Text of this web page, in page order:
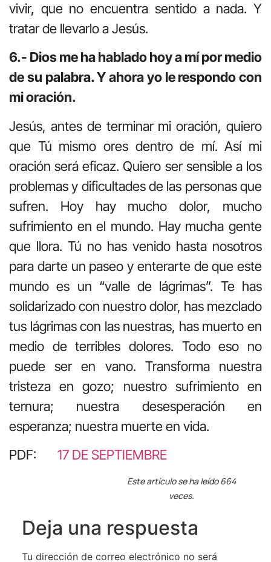
vivir, que no encuentra sentido a nada. Y
tratar de llevarlo a Jesús.
6.- Dios me ha hablado hoy a mí por medio
de su palabra. Y ahora yo le respondo con
mi oración.
Jesús, antes de terminar mi oración, quiero
que Tú mismo ores dentro de mí. Así mi
oración será eficaz. Quiero ser sensible a los
problemas y dificultades de las personas que
sufren. Hoy hay mucho dolor, mucho
sufrimiento en el mundo. Hay mucha gente
que llora. Tú no has venido hasta nosotros
para darte un paseo y enterarte de que este
mundo es un “valle de lágrimas”. Te has
solidarizado con nuestro dolor, has mezclado
tus lágrimas con las nuestras, has muerto en
medio de terribles dolores. Todo eso no
puede ser en vano. Transforma nuestra
tristeza en gozo; nuestro sufrimiento en
ternura; nuestra desesperación en
esperanza; nuestra muerte en vida.
PDF: 17 DE SEPTIEMBRE
Este artículo se ha leído 664
veces.
Deja una respuesta
Tu dirección de correo electrónico no será